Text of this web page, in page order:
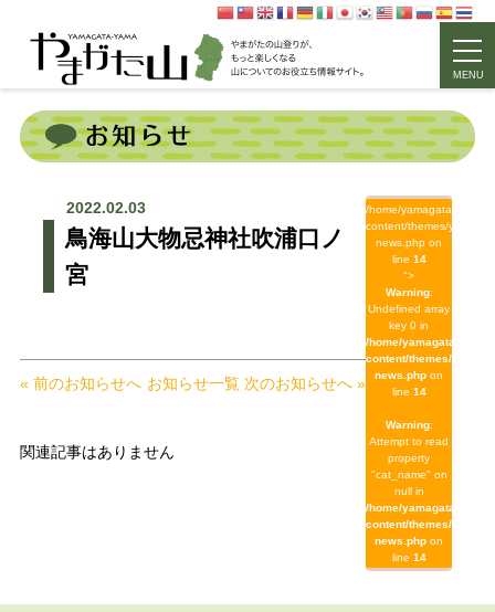
MENU
2022.02.03
/home/yamagata/
content/themes/
news.php on
line 14
">
Warning:
Undefined array
key 0 in
/home/yamagata/
content/themes/
news.php on
line 14
Warning:
Attempt to read
property
"cat_name" on
null in
/home/yamagata/
content/themes/
news.php on
line 14
鳥海山大物忌神社吹浦口ノ
宮
« 前のお知らせへ お知らせ一覧 次のお知らせへ »
関連記事はありません